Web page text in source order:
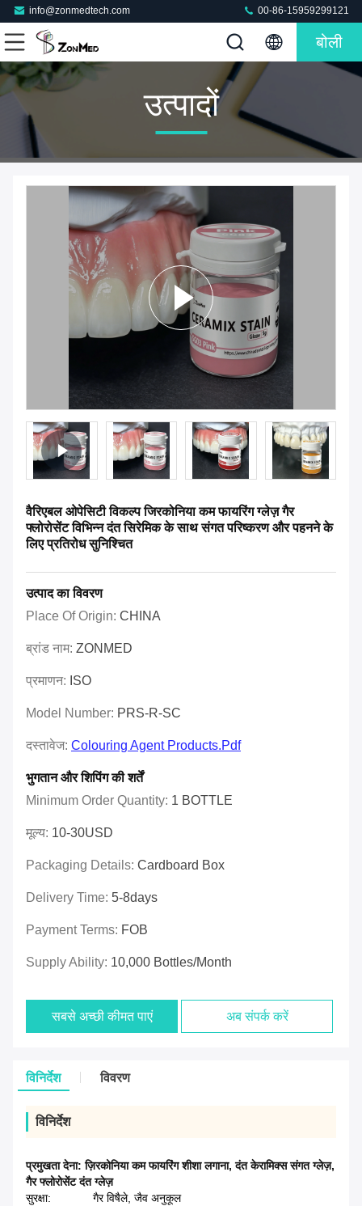
info@zonmedtech.com 00-86-15959299121
बोली
उत्पादों
वैरिएबल ओपेसिटी विकल्प जिरकोनिया कम फायरिंग ग्लेज़ गैर
फ्लोरोसेंट विभिन्न दंत सिरेमिक के साथ संगत परिष्करण और पहनने के
लिए प्रतिरोध सुनिश्चित
उत्पाद का विवरण
Place Of Origin: CHINA
ब्रांड नाम: ZONMED
प्रमाणन: ISO
Model Number: PRS-R-SC
दस्तावेज: Colouring Agent Products.pdf
भुगतान और शिपिंग की शर्तें
Minimum Order Quantity: 1 BOTTLE
मूल्य: 10-30USD
Packaging Details: Cardboard Box
Delivery Time: 5-8days
Payment Terms: FOB
Supply Ability: 10,000 Bottles/month
सबसे अच्छी कीमत पाएं अब संपर्क करें
विनिर्देश विवरण
विनिर्देश
प्रमुखता देना:ज़िरकोनिया कम फायरिंग शीशा लगाना,दंत केरामिक्स संगत ग्लेज़,
गैर फ्लोरोसेंट दंत ग्लेज़
सुरक्षा:
गैर विषैले, जैव अनुकूल